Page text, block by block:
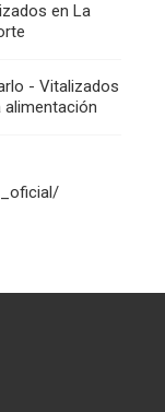
en La
- Vitalizados